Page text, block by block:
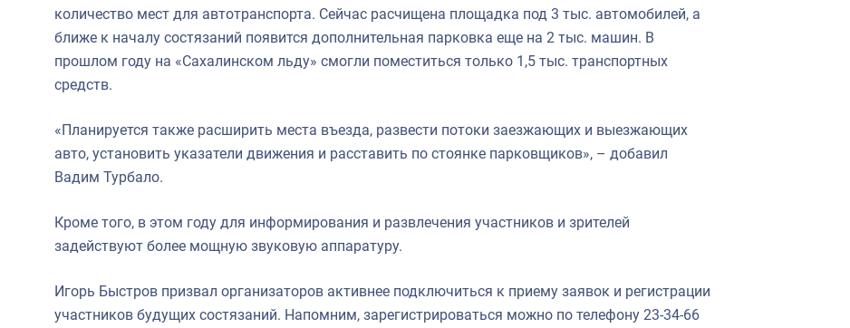
количество мест для автотранспорта. Сейчас расчищена площадка под 3 тыс. автомобилей, а
ближе к началу состязаний появится дополнительная парковка еще на 2 тыс. машин. В
прошлом году на «Сахалинском льду» смогли поместиться только 1,5 тыс. транспортных
средств.
«Планируется также расширить места въезда, развести потоки заезжающих и выезжающих
авто, установить указатели движения и расставить по стоянке парковщиков», – добавил
Вадим Турбало.
Кроме того, в этом году для информирования и развлечения участников и зрителей
задействуют более мощную звуковую аппаратуру.
Игорь Быстров призвал организаторов активнее подключиться к приему заявок и регистрации
участников будущих состязаний. Напомним, зарегистрироваться можно по телефону 23-34-66